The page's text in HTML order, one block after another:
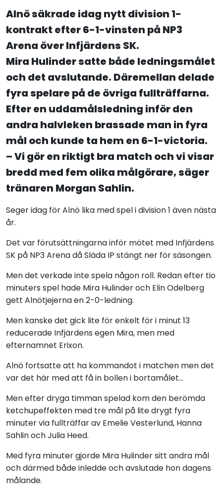
Alnö säkrade idag nytt division 1-
kontrakt efter 6-1-vinsten på NP3
Arena över Infjärdens SK.
Mira Hulinder satte både ledningsmålet
och det avslutande. Däremellan delade
fyra spelare på de övriga fullträffarna.
Efter en uddamålsledning inför den
andra halvleken brassade man in fyra
mål och kunde ta hem en 6-1-victoria.
– Vi gör en riktigt bra match och vi visar
bredd med fem olika målgörare, säger
tränaren Morgan Sahlin.
Seger idag för Alnö lika med spel i division 1 även nästa
år.
Det var förutsättningarna inför mötet med Infjärdens
SK på NP3 Arena då Släda IP stängt ner för säsongen.
Men det verkade inte spela någon roll. Redan efter tio
minuters spel hade Mira Hulinder och Elin Odelberg
gett Alnötjejerna en 2-0-ledning.
Men kanske det gick lite för enkelt för i minut 13
reducerade Infjärdens egen Mira, men med
efternamnet Erixon.
Alnö fortsatte att ha kommandot i matchen men det
var det här med att få in bollen i bortamålet...
Men efter dryga timman spelad kom den berömda
ketchupeffekten med tre mål på lite drygt fyra
minuter via fullträffar av Emelie Vesterlund, Hanna
Sahlin och Julia Heed.
Med fyra minuter gjorde Mira Hulinder sitt andra mål
och därmed både inledde och avslutade hon dagens
målande.